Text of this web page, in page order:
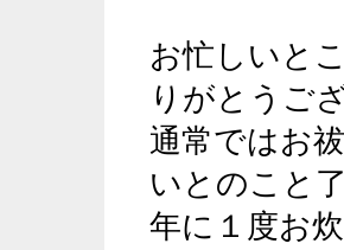
お忙しいと
りがとうご
通常ではお
いとのこと
年に１度お